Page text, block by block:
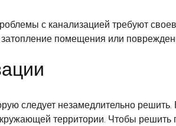
с канализацией требуют
затопление помещения или
следует незамедлительно
территории. Чтобы решить